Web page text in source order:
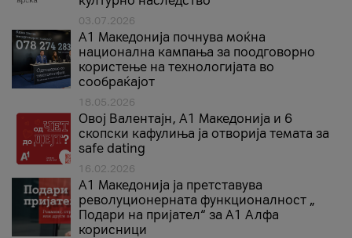
03.07.2026
A1 Македонија почнува моќна
национална кампања за поодговорно
користење на технологијата во
сообраќајот
18.05.2026
Овој Валентајн, A1 Македонија и 6
скопски кафулиња ја отворија темата за
safe dating
16.02.2026
А1 Македонија ја претставува
револуционерната функционалност „
Подари на пријател“ за А1 Алфа
корисници